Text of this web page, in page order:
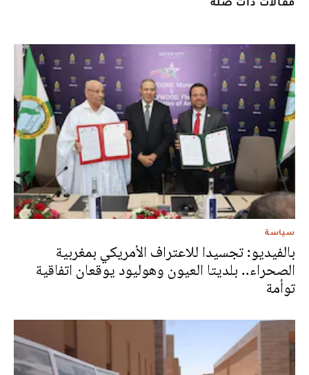
سياسة
بالفيديو: تجسيدا للاعتراف الأمريكي بمغربية
الصحراء.. بلديتا العيون وهوليود يوقعان اتفاقية
توأمة